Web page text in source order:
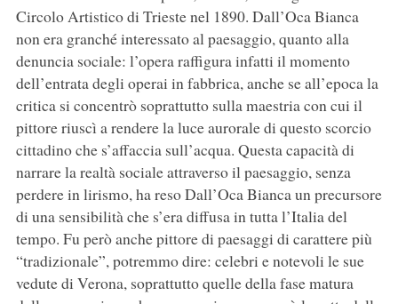
Circolo Artistico di Trieste nel 1890. Dall’Oca Bianca
non era granché interessato al paesaggio, quanto alla
denuncia sociale: l’opera raffigura infatti il momento
dell’entrata degli operai in fabbrica, anche se all’epoca la
critica si concentrò soprattutto sulla maestria con cui il
pittore riuscì a rendere la luce aurorale di questo scorcio
cittadino che s’affaccia sull’acqua. Questa capacità di
narrare la realtà sociale attraverso il paesaggio, senza
perdere in lirismo, ha reso Dall’Oca Bianca un precursore
di una sensibilità che s’era diffusa in tutta l’Italia del
tempo. Fu però anche pittore di paesaggi di carattere più
“tradizionale”, potremmo dire: celebri e notevoli le sue
vedute di Verona, soprattutto quelle della fase matura